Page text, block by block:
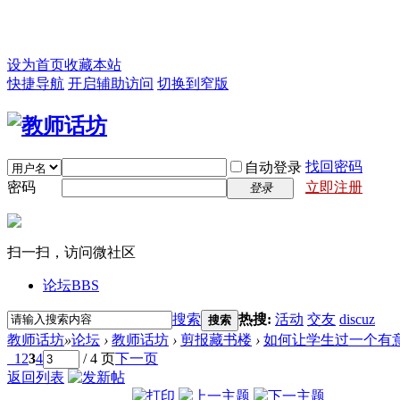
设为首页收藏本站
快捷导航 开启辅助访问 切换到窄版
自动登录 找回密码
密码
登录 立即注册
扫一扫，访问微社区
论坛BBS
搜索 搜索 热搜: 活动 交友 discuz
教师话坊»论坛 › 教师话坊 › 剪报藏书楼 › 如何让学生过一个有
1 234 / 4 页下一页
返回列表